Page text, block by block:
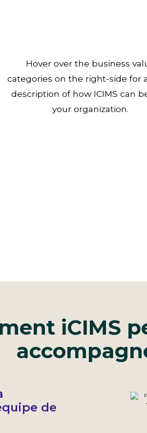
Hover over the business
categories on the right-side for
description of how ICIMS can
your organization.
iCIMS
de